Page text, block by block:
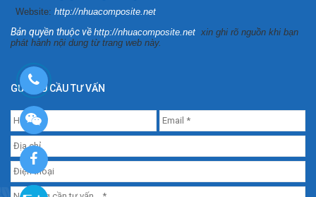
Website: http://nhuacomposite.net
Bản quyền thuộc về http://nhuacomposite.net xin ghi rõ nguồn khi bạn
phát hành nội dung từ trang web này.
GỬI YÊU CẦU TƯ VẤN